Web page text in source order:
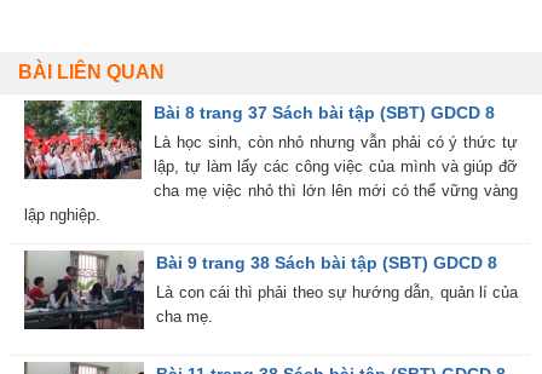
BÀI LIÊN QUAN
Bài 8 trang 37 Sách bài tập (SBT) GDCD 8
Là học sinh, còn nhỏ nhưng vẫn phải có ý thức tự
lập, tự làm lấy các công việc của mình và giúp đỡ
cha mẹ việc nhỏ thì lớn lên mới có thể vững vàng
lập nghiệp.
Bài 9 trang 38 Sách bài tập (SBT) GDCD 8
Là con cái thì phải theo sự hướng dẫn, quản lí của
cha mẹ.